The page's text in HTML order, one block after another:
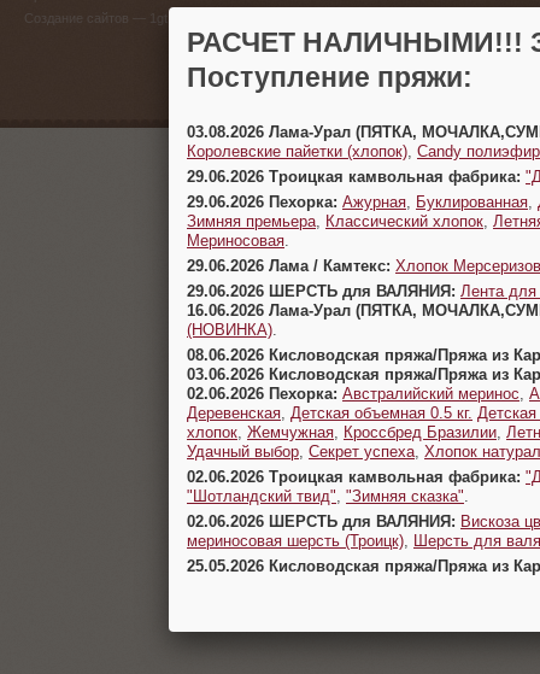
Создание сайтов — 1gt.ru (383)
г.
РАСЧЕТ НАЛИЧНЫМИ!!!
Поступление пряжи:
03.08.2026 Лама-Урал (ПЯТКА,
Королевские пайетки (хлопок) Candy
29.06.2026 Троицкая камвольная фабрика:
29.06.2026 Пехорка: Ажурная Буклированная
Зимняя премьера
Классический хлопок
Мериносовая
29.06.2026 Лама / Камтекс: Хлопок
29.06.2026 ШЕРСТЬ для ВАЛЯНИЯ: Лента для
16.06.2026 Лама-Урал (ПЯТКА,
(НОВИНКА)
08.06.2026 Кисловодская пряжа/Пряжа из
03.06.2026 Кисловодская пряжа/Пряжа из
02.06.2026 Пехорка: Австралийский меринос
Деревенская Детская объемная 0.5 кг.
хлопок Жемчужная Кроссбред Бразилии
Удачный выбор Секрет успеха Хлопок
02.06.2026 Троицкая камвольная фабрика:
"Шотландский твид" "Зимняя сказка"
02.06.2026 ШЕРСТЬ для ВАЛЯНИЯ: Вискоза
мериносовая шерсть (Троицк)
Шерсть для
25.05.2026 Кисловодская пряжа/Пряжа из